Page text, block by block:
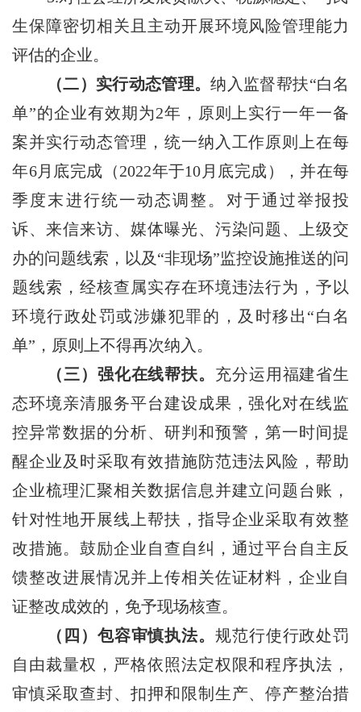
生保障密切相关且主动开展环境风险管理能力
评估的企业。
（二）实行动态管理。纳入监督帮扶“白名
单”的企业有效期为2年，原则上实行一年一备
案并实行动态管理，统一纳入工作原则上在每
年6月底完成（2022年于10月底完成），并在每
季度末进行统一动态调整。对于通过举报投
诉、来信来访、媒体曝光、污染问题、上级交
办的问题线索，以及“非现场”监控设施推送的问
题线索，经核查属实存在环境违法行为，予以
环境行政处罚或涉嫌犯罪的，及时移出“白名
单”，原则上不得再次纳入。
（三）强化在线帮扶。 充分运用福建省生
态环境亲清服务平台建设成果，强化对在线监
控异常数据的分析、研判和预警，第一时间提
醒企业及时采取有效措施防范违法风险，帮助
企业梳理汇聚相关数据信息并建立问题台账，
针对性地开展线上帮扶，指导企业采取有效整
改措施。鼓励企业自查自纠，通过平台自主反
馈整改进展情况并上传相关佐证材料，企业自
证整改成效的，免予现场核查。
（四）包容审慎执法。 规范行使行政处罚
自由裁量权，严格依照法定权限和程序执法，
审慎采取查封、扣押和限制生产、停产整治措